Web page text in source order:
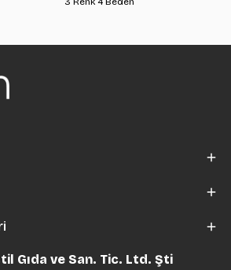
Gıda ve San. Tic. Ltd. Şti